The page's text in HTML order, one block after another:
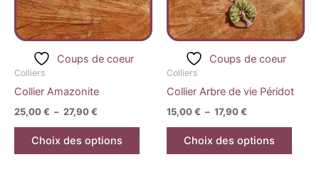
Coups de coeur
Colliers
Collier Amazonite
25,00€ – 27,90€
Choix des options
options
peuvent
Coups de coeur
Colliers
Collier Arbre de vie Péridot
15,00€ – 17,90€
Choix des options
la